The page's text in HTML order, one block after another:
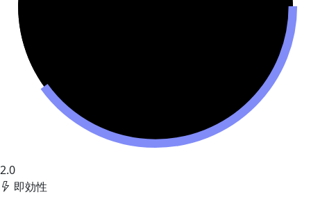
2.0
即効性